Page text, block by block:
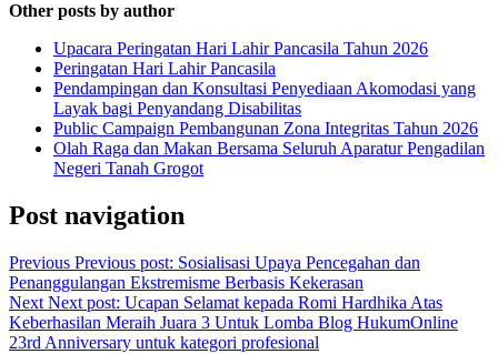
Other posts by author
Upacara Peringatan Hari Lahir Pancasila Tahun 2026
Peringatan Hari Lahir Pancasila
Pendampingan dan Konsultasi Penyediaan Akomodasi yang
Layak bagi Penyandang Disabilitas
Public Campaign Pembangunan Zona Integritas Tahun 2026
Olah Raga dan Makan Bersama Seluruh Aparatur Pengadilan
Negeri Tanah Grogot
Post navigation
Previous Previous post: Sosialisasi Upaya Pencegahan dan
Penanggulangan Ekstremisme Berbasis Kekerasan
Next Next post: Ucapan Selamat kepada Romi Hardhika Atas
Keberhasilan Meraih Juara 3 Untuk Lomba Blog HukumOnline
23rd Anniversary untuk kategori profesional